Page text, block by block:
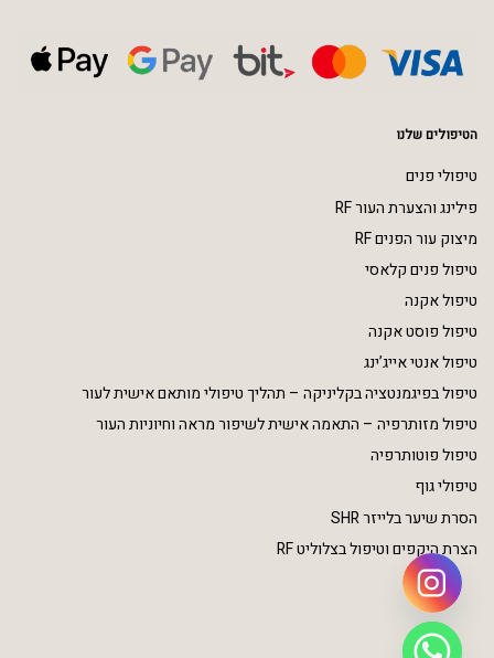
הטיפולים שלנו
טיפולי פנים
פילינג והצערת העור RF
מיצוק עור הפנים RF
טיפול פנים קלאסי
טיפול אקנה
טיפול פוסט אקנה
טיפול אנטי אייג’ינג
טיפול בפיגמנטציה בקליניקה – תהליך טיפולי מותאם אישית לעור
טיפול מזותרפיה – התאמה אישית לשיפור מראה וחיוניות העור
טיפול פוטותרפיה
טיפולי גוף
הסרת שיער בלייזר SHR
הצרת היקפים וטיפול בצלוליט RF